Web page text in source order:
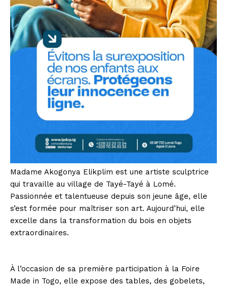
Madame Akogonya Elikplim est une artiste sculptrice
qui travaille au village de Tayé-Tayé à Lomé.
Passionnée et talentueuse depuis son jeune âge, elle
s’est formée pour maîtriser son art. Aujourd’hui, elle
excelle dans la transformation du bois en objets
extraordinaires.
À l’occasion de sa première participation à la Foire
Made in Togo, elle expose des tables, des gobelets,